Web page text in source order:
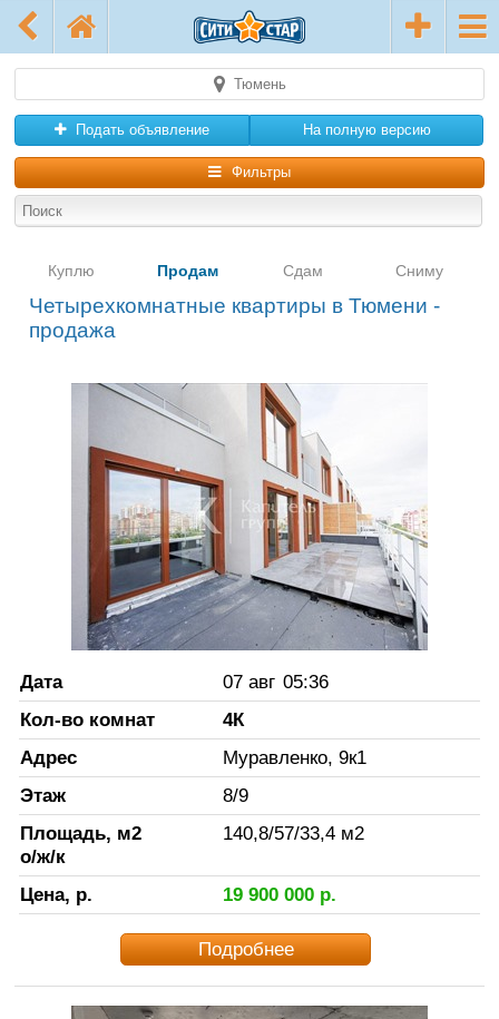
Тюмень
Подать объявление На полную версию
Фильтры
Куплю Продам Сдам Сниму
Четырехкомнатные квартиры в Тюмени -
продажа
Дата 07 авг 05:36
Кол-во комнат
4К
Адрес
Муравленко, 9к1
Этаж
8/9
Площадь, м2
о/ж/к
140,8/57/33,4 м2
Цена, р. 19 900 000р.
Подробнее